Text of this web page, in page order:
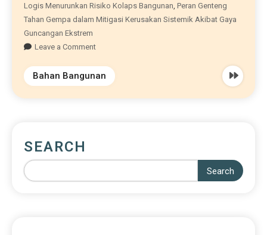
Logis Menurunkan Risiko Kolaps Bangunan ,Peran Genteng
Tahan Gempa dalam Mitigasi Kerusakan Sistemik Akibat Gaya
Guncangan Ekstrem
Leave a Comment
Bahan Bangunan
SEARCH
Search